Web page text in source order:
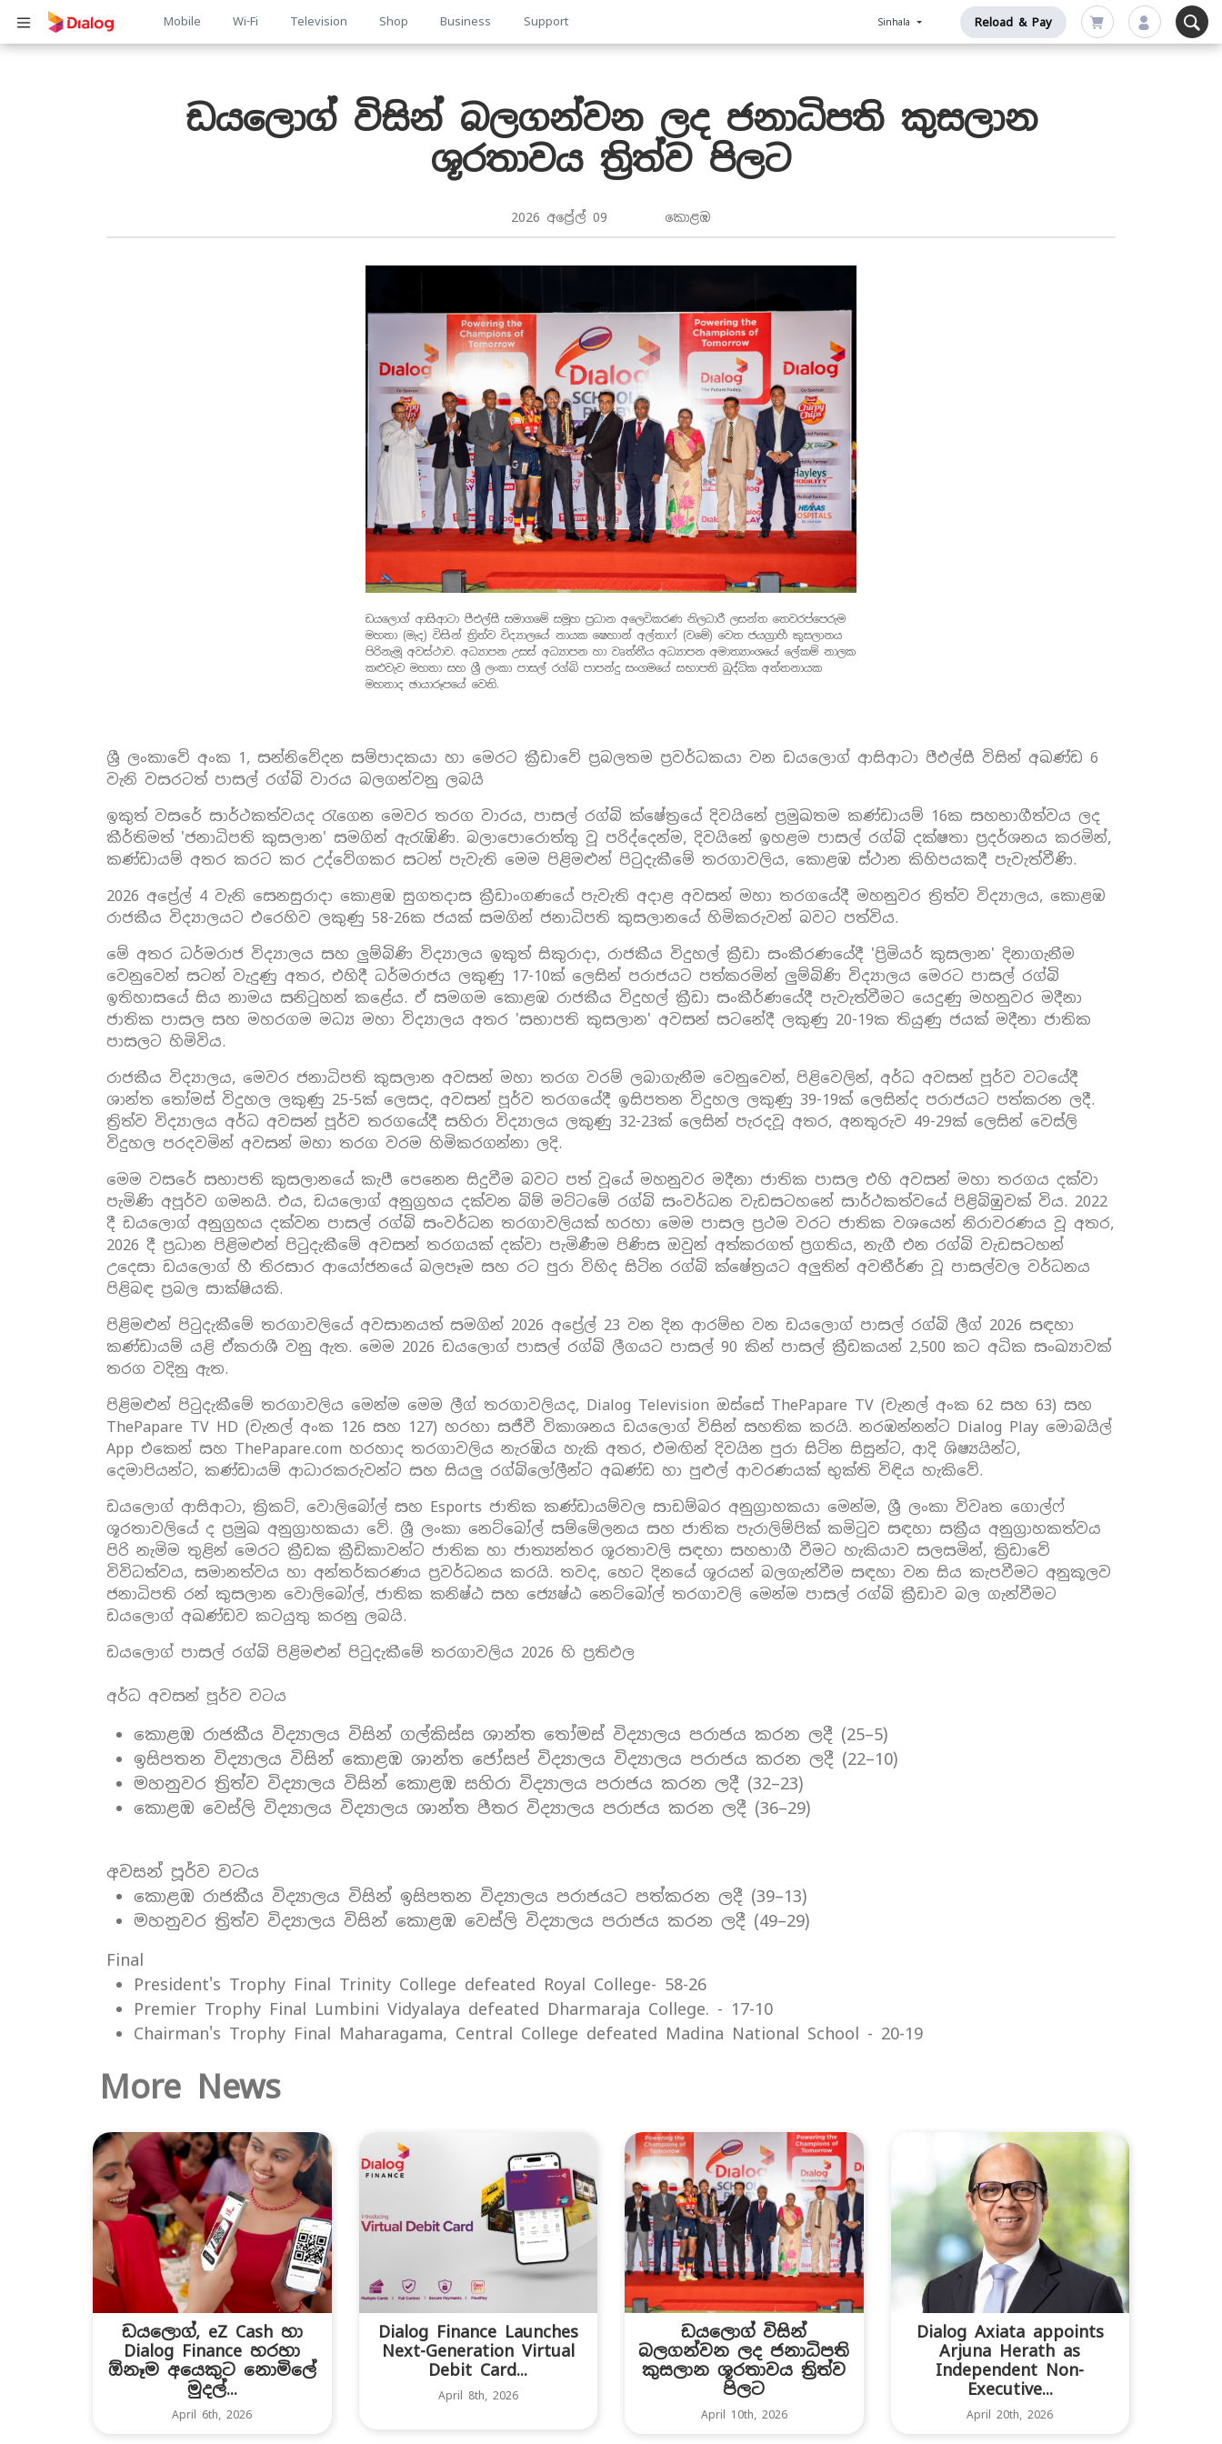
Main
Mobile Wi-Fi Television Shop Business Support Sinhala Reload & Pay
Body
ඩයලොග් විසින් බලගන්වන ලද ජනාධිපති කුසලාන
ශූරතාවය ත්‍රිත්ව පිලට
2026 අප්‍රේල් 09 කොළඹ
ඩයලොග් ආසිආටා පීඑල්සී සමාගමේ සමූහ ප්‍රධාන අලෙවිකරණ නිලධාරී ලසන්ත තෙවරප්පෙරුම
මහතා (මැද) විසින් ත්‍රිත්ව විද්‍යාලයේ නායක ෂෙහාන් අල්තාෆ් (වමේ) වෙත ජයග්‍රාහී කුසලානය
පිරිනැමූ අවස්ථාව. අධ්‍යාපන උසස් අධ්‍යාපන හා වෘත්තීය අධ්‍යාපන අමාත්‍යාංශයේ ලේකම් නාලක
කළුවැව මහතා සහ ශ්‍රී ලංකා පාසල් රග්බි පාපන්දු සංගමයේ සභාපති බුද්ධික අත්තනායක
මහතාද ඡායාරූපයේ වෙති.
ශ්‍රී ලංකාවේ අංක 1, සන්නිවේදන සම්පාදකයා හා මෙරට ක්‍රීඩාවේ ප්‍රබලතම ප්‍රවර්ධකයා වන ඩයලොග් ආසිආටා පීඑල්සී විසින් අඛණ්ඩ 6
වැනි වසරටත් පාසල් රග්බි වාරය බලගන්වනු ලබයි
ඉකුත් වසරේ සාර්ථකත්වයද රැගෙන මෙවර තරග වාරය, පාසල් රග්බි ක්ෂේත්‍රයේ දිවයිනේ ප්‍රමුඛතම කණ්ඩායම් 16ක සහභාගීත්වය ලද
කීර්තිමත් 'ජනාධිපති කුසලාන' සමගින් ඇරැඹිණි. බලාපොරොත්තු වූ පරිද්දෙන්ම, දිවයිනේ ඉහළම පාසල් රග්බි දක්ෂතා ප්‍රදර්ශනය කරමින්,
කණ්ඩායම් අතර කරට කර උද්වේගකර සටන් පැවැති මෙම පිළිමළුන් පිටුදැකීමේ තරගාවලිය, කොළඹ ස්ථාන කිහිපයකදී පැවැත්වීණි.
2026 අප්‍රේල් 4 වැනි සෙනසුරාදා කොළඹ සුගතදාස ක්‍රීඩාංගණයේ පැවැති අදාළ අවසන් මහා තරගයේදී මහනුවර ත්‍රිත්ව විද්‍යාලය, කොළඹ
රාජකීය විද්‍යාලයට එරෙහිව ලකුණු 58-26ක ජයක් සමගින් ජනාධිපති කුසලානයේ හිමිකරුවන් බවට පත්විය.
මේ අතර ධර්මරාජ විද්‍යාලය සහ ලුම්බිණි විද්‍යාලය ඉකුත් සිකුරාදා, රාජකීය විදුහල් ක්‍රීඩා සංකීරණයේදී 'ප්‍රිමියර් කුසලාන' දිනාගැනීම
වෙනුවෙන් සටන් වැදුණු අතර, එහිදී ධර්මරාජය ලකුණු 17-10ක් ලෙසින් පරාජයට පත්කරමින් ලුම්බිණි විද්‍යාලය මෙරට පාසල් රග්බි
ඉතිහාසයේ සිය නාමය සනිටුහන් කළේය. ඒ සමගම කොළඹ රාජකීය විදුහල් ක්‍රීඩා සංකීර්ණයේදී පැවැත්වීමට යෙදුණු මහනුවර මදීනා
ජාතික පාසල සහ මහරගම මධ්‍ය මහා විද්‍යාලය අතර 'සභාපති කුසලාන' අවසන් සටනේදී ලකුණු 20-19ක තියුණු ජයක් මදීනා ජාතික
පාසලට හිමිවිය.
රාජකීය විද්‍යාලය, මෙවර ජනාධිපති කුසලාන අවසන් මහා තරග වරම් ලබාගැනීම වෙනුවෙන්, පිළිවෙලින්, අර්ධ අවසන් පූර්ව වටයේදී
ශාන්ත තෝමස් විදුහල ලකුණු 25-5ක් ලෙසද, අවසන් පූර්ව තරගයේදී ඉසිපතන විදුහල ලකුණු 39-19ක් ලෙසින්ද පරාජයට පත්කරන ලදී.
ත්‍රිත්ව විද්‍යාලය අර්ධ අවසන් පූර්ව තරගයේදී සහිරා විද්‍යාලය ලකුණු 32-23ක් ලෙසින් පැරදවූ අතර, අනතුරුව 49-29ක් ලෙසින් වෙස්ලි
විදුහල පරදවමින් අවසන් මහා තරග වරම හිමිකරගන්නා ලදි.
මෙම වසරේ සභාපති කුසලානයේ කැපී පෙනෙන සිදුවීම බවට පත් වූයේ මහනුවර මදීනා ජාතික පාසල එහි අවසන් මහා තරගය දක්වා
පැමිණි අපූර්ව ගමනයි. එය, ඩයලොග් අනුග්‍රහය දක්වන බිම් මට්ටමේ රග්බි සංවර්ධන වැඩසටහනේ සාර්ථකත්වයේ පිළිබිඹුවක් විය. 2022
දී ඩයලොග් අනුග්‍රහය දක්වන පාසල් රග්බි සංවර්ධන තරගාවලියක් හරහා මෙම පාසල ප්‍රථම වරට ජාතික වශයෙන් නිරාවරණය වූ අතර,
2026 දී ප්‍රධාන පිළිමළුන් පිටුදැකීමේ අවසන් තරගයක් දක්වා පැමිණීම පිණිස ඔවුන් අත්කරගත් ප්‍රගතිය, නැගී එන රග්බි වැඩසටහන්
උදෙසා ඩයලොග් හී තිරසාර ආයෝජනයේ බලපෑම සහ රට පුරා විහිද සිටින රග්බි ක්ෂේත්‍රයට අලුතින් අවතීර්ණ වූ පාසල්වල වර්ධනය
පිළිබඳ ප්‍රබල සාක්ෂියකි.
පිළිමළුන් පිටුදැකීමේ තරගාවලියේ අවසානයත් සමගින් 2026 අප්‍රේල් 23 වන දින ආරම්භ වන ඩයලොග් පාසල් රග්බි ලීග් 2026 සඳහා
කණ්ඩායම් යළි ඒකරාශී වනු ඇත. මෙම 2026 ඩ‍යලොග් පාසල් රග්බි ලීගයට පාසල් 90 කින් පාසල් ක්‍රීඩකයන් 2,500 කට අධික සංඛ්‍යාවක්
තරග වදිනු ඇත.
පිළිමළුන් පිටුදැකීමේ තරගාවලිය මෙන්ම මෙම ලීග් තරගාවලියද, Dialog Television ඔස්සේ ThePapare TV (චැනල් අංක 62 සහ 63) සහ
ThePapare TV HD (චැනල් අංක 126 සහ 127) හරහා සජීවී විකාශනය ඩයලොග් විසින් සහතික කරයි. නරඹන්නන්ට Dialog Play මොබයිල්
App එකෙන් සහ ThePapare.com හරහාද තරගාවලිය නැරඹිය හැකි අතර, එමඟින් දිවයින පුරා සිටින සිසුන්ට, ආදි ශිෂ්‍යයින්ට,
දෙමාපියන්ට, කණ්ඩායම් ආධාරකරුවන්ට සහ සියලු රග්බිලෝලීන්ට අඛණ්ඩ හා පුළුල් ආවරණයක් භුක්ති විඳිය හැකිවේ.
ඩයලොග් ආසිආටා, ක්‍රිකට්, වොලිබෝල් සහ Esports ජාතික කණ්ඩායම්වල සාඩම්බර අනුග්‍රාහකයා මෙන්ම, ශ්‍රී ලංකා විවෘත ගොල්ෆ්
ශූරතාවලියේ ද ප්‍රමුඛ අනුග්‍රාහකයා වේ. ශ්‍රී ලංකා නෙට්බෝල් සම්මේලනය සහ ජාතික පැරාලිම්පික් කමිටුව සඳහා සක්‍රීය අනුග්‍රාහකත්වය
පිරි නැමිම තුළින් මෙරට ක්‍රීඩක ක්‍රීඩිකාවන්ට ජාතික හා ජාත්‍යන්තර ශූරතාවලි සඳහා සහභාගී වීමට හැකියාව සලසමින්, ක්‍රිඩාවේ
විවිධත්වය, සමානත්වය හා අන්තර්කරණය ප්‍රවර්ධනය කරයි. තවද, හෙට දිනයේ ශූරයන් බලගැන්වීම සඳහා වන සිය කැපවීමට අනුකූලව
ජනාධිපති රන් කුසලාන වොලිබෝල්, ජාතික කනිෂ්ඨ සහ ජ්‍යෙෂ්ඨ නෙට්බෝල් තරගාවලි මෙන්ම පාසල් රග්බි ක්‍රීඩාව බල ගැන්වීමට
ඩයලොග් අඛණ්ඩව කටයුතු කරනු ලබයි.
ඩයලොග් පාසල් රග්බි පිළිමළුන් පිටුදැකීමේ තරගාවලිය 2026 හි ප්‍රතිඵල
අර්ධ අවසන් පූර්ව වටය
කොළඹ රාජකීය විද්‍යාලය විසින් ගල්කිස්ස ශාන්ත තෝමස් විද්‍යාලය පරාජය කරන ලදී (25–5)
ඉසිපතන විද්‍යාලය විසින් කොළඹ ශාන්ත ජෝසප් විද්‍යාලය විද්‍යාලය පරාජය කරන ලදී (22–10)
මහනුවර ත්‍රිත්ව විද්‍යාලය විසින් කොළඹ සහිරා විද්‍යාලය පරාජය කරන ලදී (32–23)
කොළඹ වෙස්ලි විද්‍යාලය විද්‍යාලය ශාන්ත පීතර විද්‍යාලය පරාජය කරන ලදී (36–29)
අවසන් පූර්ව වටය
කොළඹ රාජකීය විද්‍යාලය විසින් ඉසිපතන විද්‍යාලය පරාජයට පත්කරන ලදී (39–13)
මහනුවර ත්‍රිත්ව විද්‍යාලය විසින් කොළඹ වෙස්ලි විද්‍යාලය පරාජය කරන ලදී (49–29)
Final
President's Trophy Final Trinity College defeated Royal College- 58-26
Premier Trophy Final Lumbini Vidyalaya defeated Dharmaraja College. - 17-10
Chairman's Trophy Final Maharagama, Central College defeated Madina National School - 20-19
More News
ඩයලොග්, eZ Cash හා
Dialog Finance හරහා
ඕනෑම අයෙකුට නොමිලේ
මුදල්...
April 6th, 2026
Dialog Finance Launches
Next-Generation Virtual
Debit Card...
April 8th, 2026
ඩයලොග් විසින්
බලගන්වන ලද ජනාධිපති
කුසලාන ශූරතාවය ත්‍රිත්ව
පිලට
April 10th, 2026
Dialog Axiata appoints
Arjuna Herath as
Independent Non-
Executive...
April 20th, 2026